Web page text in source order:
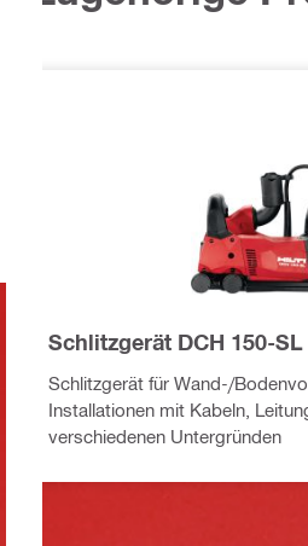
Schlitzgerät DCH 150-SL
Schlitzgerät für Wand-/
Installationen mit Kabeln,
verschiedenen Untergründen